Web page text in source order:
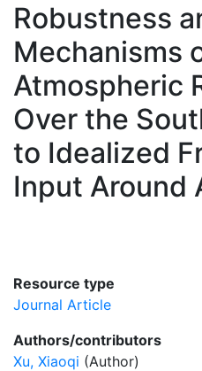
Robustness
Mechanisms
Atmospheric
Over the
to Idealized
Input Around
Resource type
Journal Article
Authors/contributors
Xu, Xiaoqi (Author)